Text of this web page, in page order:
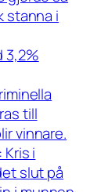
stanna i
3,2%
till
vinnare.
i
slut på